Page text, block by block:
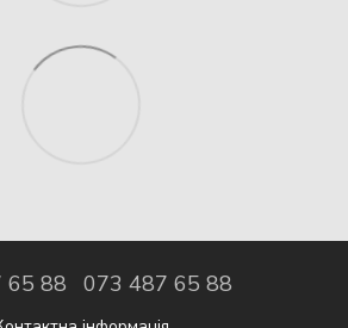
65 88 073 487 65 88